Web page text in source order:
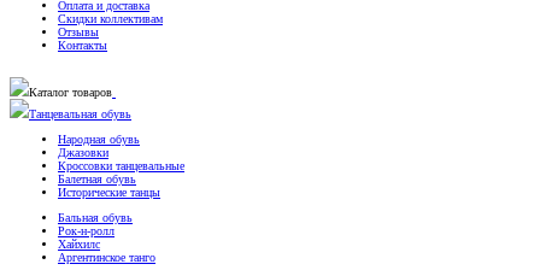
Оплата и доставка
Скидки коллективам
Отзывы
Контакты
Каталог товаров
Танцевальная обувь
Народная обувь
Джазовки
Кроссовки танцевальные
Балетная обувь
Исторические танцы
Бальная обувь
Рок-н-ролл
Хайхилс
Аргентинское танго